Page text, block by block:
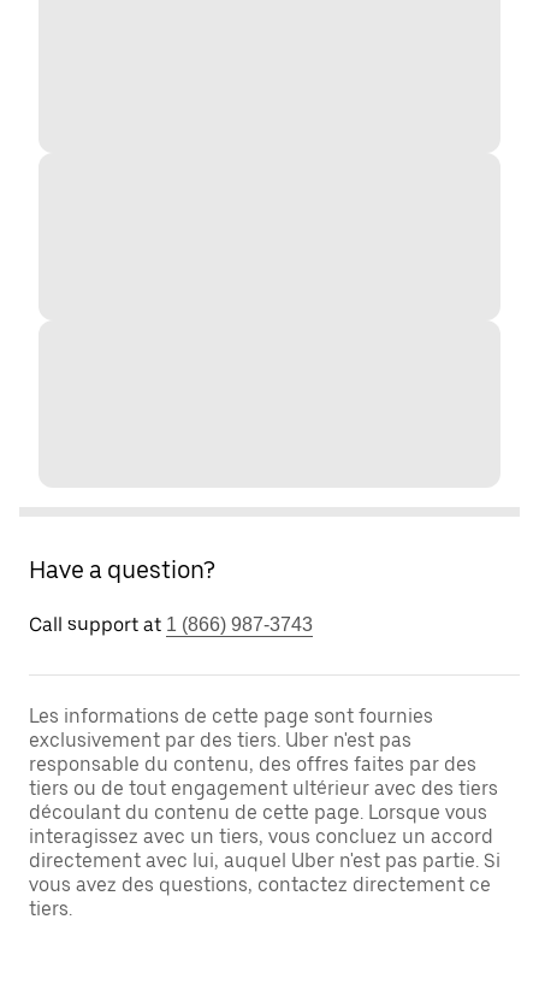
Have a question?
Call support at 1 (866) 987-3743
Les informations de cette page sont fournies
exclusivement par des tiers. Uber n'est pas
responsable du contenu, des offres faites par des
tiers ou de tout engagement ultérieur avec des tiers
découlant du contenu de cette page. Lorsque vous
interagissez avec un tiers, vous concluez un accord
directement avec lui, auquel Uber n'est pas partie. Si
vous avez des questions, contactez directement ce
tiers.